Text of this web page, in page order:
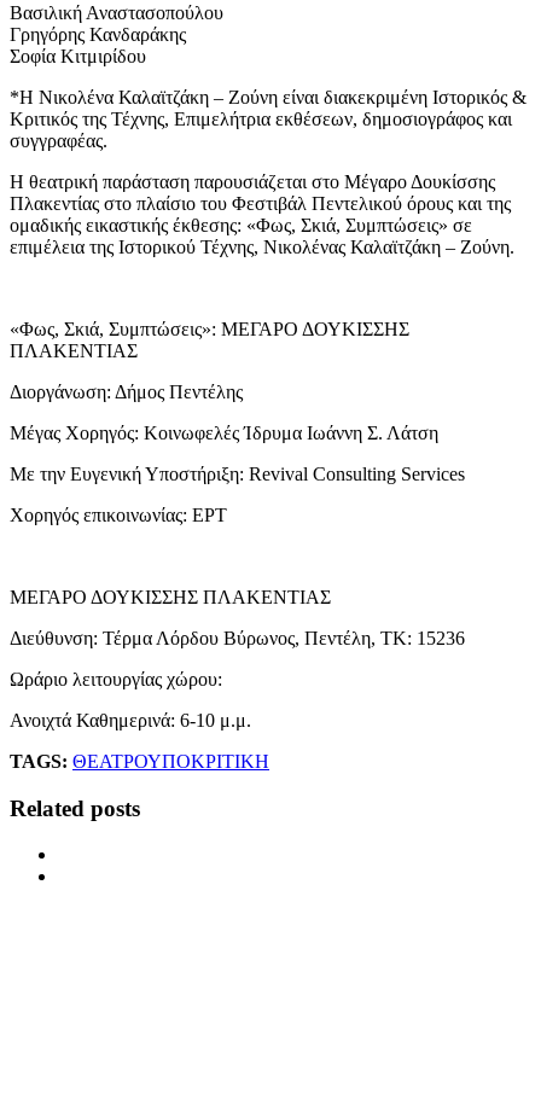
Βασιλική Αναστασοπούλου
Γρηγόρης Κανδαράκης
Σοφία Κιτμιρίδου
*Η Νικολένα Καλαϊτζάκη – Ζούνη είναι διακεκριμένη Ιστορικός &
Κριτικός της Τέχνης, Επιμελήτρια εκθέσεων, δημοσιογράφος και
συγγραφέας.
Η θεατρική παράσταση παρουσιάζεται στο Μέγαρο Δουκίσσης
Πλακεντίας στο πλαίσιο του Φεστιβάλ Πεντελικού όρους και της
ομαδικής εικαστικής έκθεσης: «Φως, Σκιά, Συμπτώσεις» σε
επιμέλεια της Ιστορικού Τέχνης, Νικολένας Καλαϊτζάκη – Ζούνη.
«Φως, Σκιά, Συμπτώσεις»: ΜΕΓΑΡΟ ΔΟΥΚΙΣΣΗΣ
ΠΛΑΚΕΝΤΙΑΣ
Διοργάνωση: Δήμος Πεντέλης
Μέγας Χορηγός: Κοινωφελές Ίδρυμα Ιωάννη Σ. Λάτση
Με την Ευγενική Υποστήριξη: Revival Consulting Services
Χορηγός επικοινωνίας: ΕΡΤ
ΜΕΓΑΡΟ ΔΟΥΚΙΣΣΗΣ ΠΛΑΚΕΝΤΙΑΣ
Διεύθυνση: Τέρμα Λόρδου Βύρωνος, Πεντέλη, ΤΚ: 15236
Ωράριο λειτουργίας χώρου:
Ανοιχτά Καθημερινά: 6-10 μ.μ.
TAGS: ΘΕΑΤΡΟΥΠΟΚΡΙΤΙΚΗ
Related posts